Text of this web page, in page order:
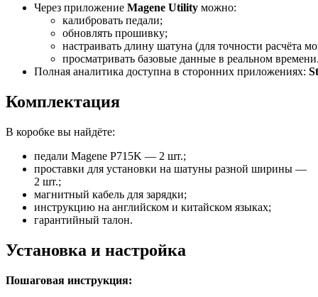
Через приложение Magene Utility можно:
калибровать педали;
обновлять прошивку;
настраивать длину шатуна (для точности расчёта
просматривать базовые данные в реальном
Полная аналитика доступна в сторонних приложениях:
Комплектация
В коробке вы найдёте:
педали Magene P715K — 2 шт.;
проставки для установки на шатуны разной ширины —
2 шт.;
магнитный кабель для зарядки;
инструкцию на английском и китайском языках;
гарантийный талон.
Установка и настройка
Пошаговая инструкция: